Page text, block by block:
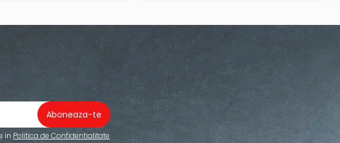
in Politica de Confidentialitate